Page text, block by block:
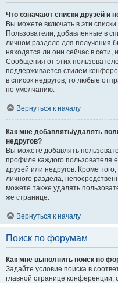
Что означают списки друзей и
Вы можете включать в эти
Пользователи, добавленные в
личном разделе для получения
находятся ли они сейчас в
Сообщения от этих
поддерживается стилем
в список недругов, то любые
по умолчанию.
Вернуться к началу
Как мне добавлять/удалять
недругов?
Вы можете добавлять
профиле каждого пользователя
друзей или недругов. Кроме
личного раздела,
можете также удалять
же странице.
Вернуться к началу
Поиск по форумам
Как мне выполнить поиск по
Задайте условие поиска в
главной странице